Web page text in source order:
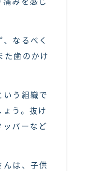
なるべく
た歯のかけ
う組織で
う。抜け
パーなど
は、子供